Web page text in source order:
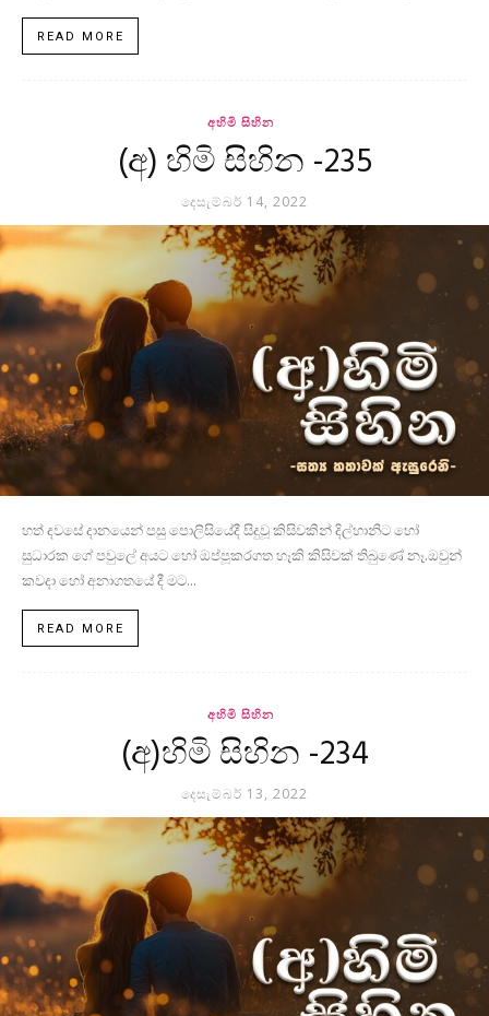
READ MORE
අහිමි සිහින
(අ) හිමි සිහින -235
දෙසැම්බර් 14, 2022
හත් දවසේ දානයෙන් පසු පොලිසියේදී සිදුවූ කිසිවකින් දිල්හානිට හෝ
සුධාරක ගේ පවුලේ අයට හෝ ඔප්පූකරගත හෑකි කිසිවක් තිබුණේ නෑ.ඔවුන්
කවදා හෝ අනාගතයේ දී මට...
READ MORE
අහිමි සිහින
(අ)හිමි සිහින -234
දෙසැම්බර් 13, 2022